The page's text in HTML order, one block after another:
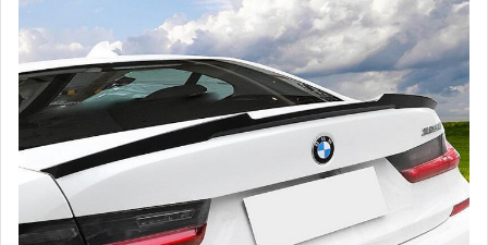
居家、家具與園藝
玩具、模型與公仔
男性精品與服飾
偶像、球員卡與郵幣
女裝與服飾配件